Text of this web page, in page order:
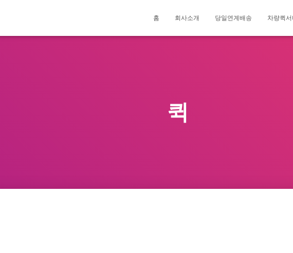
홈 회사소개 당일연계배송 차량퀵
퀵